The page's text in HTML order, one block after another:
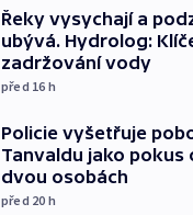
Řeky vysychají a
ubývá. Hydrolog:
zadržování vody
před 16 h
Policie vyšetřuje
Tanvaldu jako pokus
dvou osobách
před 20 h